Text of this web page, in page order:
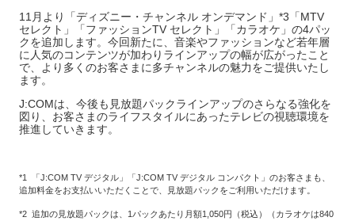
11月より「ディズニー・チャンネル オンデマンド」*3「MTV
セレクト」「ファッションTV セレクト」「カラオケ」の4パッ
クを追加します。今回新たに、音楽やファッションなど若年層
に人気のコンテンツが加わりラインアップの幅が広がったこと
で、より多くのお客さまに多チャンネルの魅力をご提供いたし
ます。
J:COMは、今後も見放題パックラインアップのさらなる強化を
図り、お客さまのライフスタイルにあったテレビの視聴環境を
推進していきます。
*1 「J:COM TV デジタル」「J:COM TV デジタル コンパクト」のお客さまも、
追加料金をお支払いいただくことで、見放題パックをご利用いただけます。
*2 追加の見放題パックは、1パックあたり月額1,050円（税込）（カラオケは840